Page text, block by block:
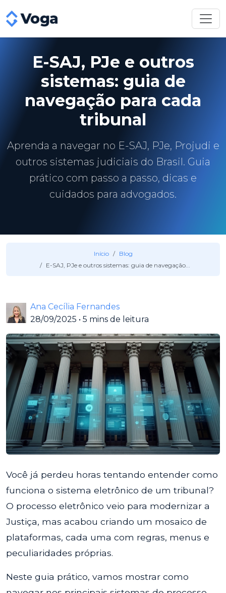
E-SAJ, PJe e outros
sistemas: guia de
navegação para cada
tribunal
Aprenda a navegar no E-SAJ, PJe, Projudi e
outros sistemas judiciais do Brasil. Guia
prático com passo a passo, dicas e
cuidados para advogados.
Início
Blog
E-SAJ, PJe e outros sistemas: guia de navegação...
Ana Cecília Fernandes
28/09/2025 • 5 mins de leitura
Você já perdeu horas tentando entender como
funciona o sistema eletrônico de um tribunal?
O processo eletrônico veio para modernizar a
Justiça, mas acabou criando um mosaico de
plataformas, cada uma com regras, menus e
peculiaridades próprias.
Neste guia prático, vamos mostrar como